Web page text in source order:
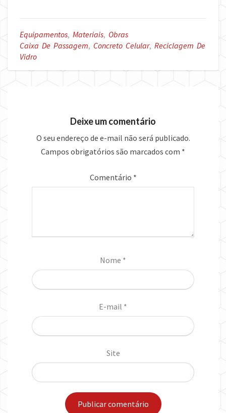
Equipamentos, Materiais, Obras
Caixa De Passagem, Concreto Celular, Reciclagem De
Vidro
Deixe um comentário
O seu endereço de e-mail não será publicado.
Campos obrigatórios são marcados com *
Comentário *
Nome *
E-mail *
Site